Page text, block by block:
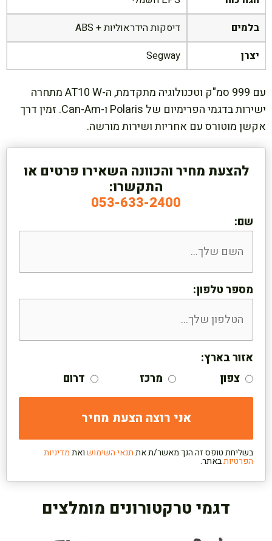
בלמים
דיסקות הידראוליות + ABS
יצרן
Segway
עם 999 סמ"ק וטכנולוגיה מתקדמת, ה-AT10 W מתחרה
ישירות בדגמי הפרימיום של Polaris ו-Can-Am. זמין דרך
אקשן מוטורס עם אחריות ושירות מורשה.
להצעת מחיר והכוונה השאירו פרטים או
התקשרו:
053-633-2400
שם:
מספר טלפון:
אזור בארץ:
צפון
מרכז דרום
בשליחת טופס זה הנך מאשר/ת אתתנאי השימושואתמדיניות
הפרטיותבאתר.
דגמי טרקטורונים מומלצים